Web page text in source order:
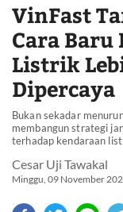
VinFast
Cara Baru
Listrik
Dipercaya
Bukan sekadar
membangun strategi
terhadap kendaraan
Cesar Uji Tawakal
Minggu, 09 November